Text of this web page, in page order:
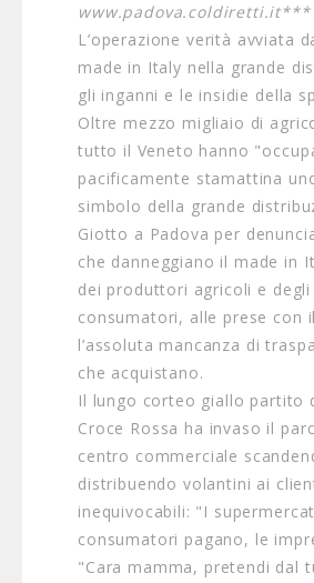
www.padova.coldiretti.it***
L’operazione verità avviata
made in Italy nella grande
gli inganni e le insidie della
Oltre mezzo migliaio di
tutto il Veneto hanno
pacificamente stamattina
simbolo della grande
Giotto a Padova per
che danneggiano il made in
dei produttori agricoli e degli
consumatori, alle prese con
l’assoluta mancanza di
che acquistano.
Il lungo corteo giallo partito
Croce Rossa ha invaso il
centro commerciale
distribuendo volantini ai
inequivocabili: "I
consumatori pagano, le
"Cara mamma, pretendi dal